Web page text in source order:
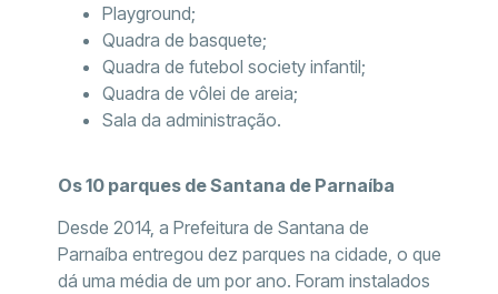
Playground;
Quadra de basquete;
Quadra de futebol society infantil;
Quadra de vôlei de areia;
Sala da administração.
Os 10 parques de Santana de Parnaíba
Desde 2014, a Prefeitura de Santana de
Parnaíba entregou dez parques na cidade, o que
dá uma média de um por ano. Foram instalados